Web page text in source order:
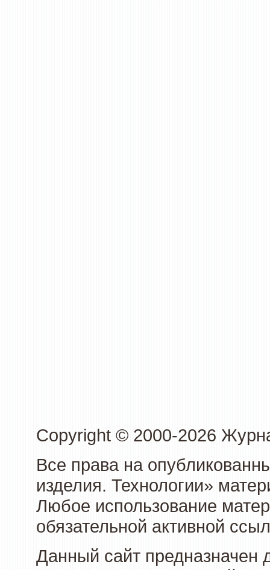
Copyright © 2000-2026
Все права на
изделия. Технологии»
Любое использование
обязательной активной
Данный сайт предназначен